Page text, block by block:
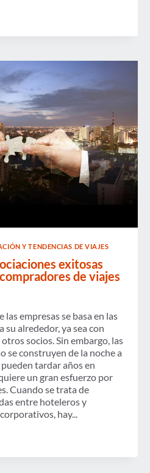
Y TENDENCIAS DE VIAJES
exitosas
de viajes
las empresas se basa en las
su alrededor, ya sea con
socios. Sin embargo, las
se construyen de la noche a
tardar años en
un gran esfuerzo por
Cuando se trata de
entre hoteleros y
hay...